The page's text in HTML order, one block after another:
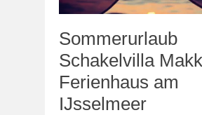
Sommerurlaub
Schakelvilla
Ferienhaus am
IJsselmeer